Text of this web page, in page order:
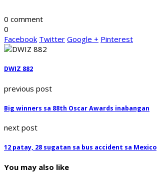
0 comment
0
Facebook Twitter Google + Pinterest
DWIZ 882
previous post
Big winners sa 88th Oscar Awards inabangan
next post
12 patay, 28 sugatan sa bus accident sa Mexico
You may also like